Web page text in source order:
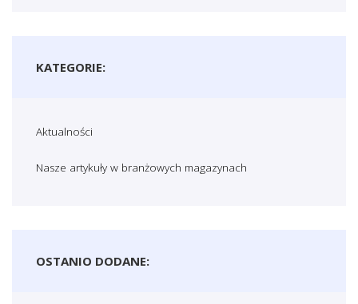
KATEGORIE:
Aktualności
Nasze artykuły w branżowych magazynach
OSTANIO DODANE: